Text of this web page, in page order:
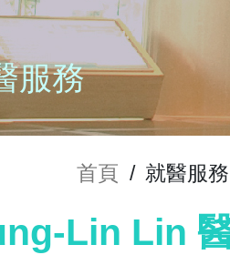
服務
首頁 / 就醫服務
Lin Lin